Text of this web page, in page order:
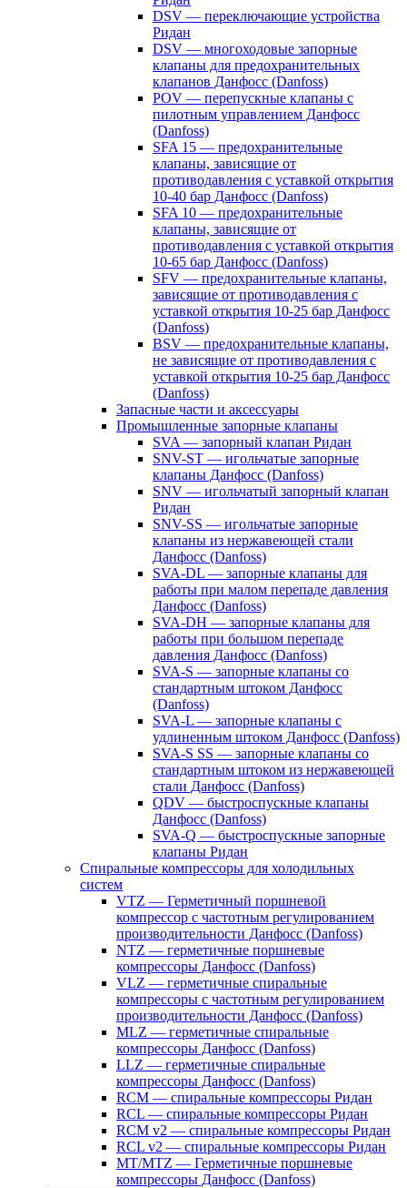
DSV — переключающие устройства
Ридан
DSV — многоходовые запорные
клапаны для предохранительных
клапанов Данфосс (Danfoss)
POV — перепускные клапаны с
пилотным управлением Данфосс
(Danfoss)
SFA 15 — предохранительные
клапаны, зависящие от
противодавления с уставкой открытия
10-40 бар Данфосс (Danfoss)
SFA 10 — предохранительные
клапаны, зависящие от
противодавления с уставкой открытия
10-65 бар Данфосс (Danfoss)
SFV — предохранительные клапаны,
зависящие от противодавления с
уставкой открытия 10-25 бар Данфосс
(Danfoss)
BSV — предохранительные клапаны,
не зависящие от противодавления с
уставкой открытия 10-25 бар Данфосс
(Danfoss)
Запасные части и аксессуары
Промышленные запорные клапаны
SVA — запорный клапан Ридан
SNV-ST — игольчатые запорные
клапаны Данфосс (Danfoss)
SNV — игольчатый запорный клапан
Ридан
SNV-SS — игольчатые запорные
клапаны из нержавеющей стали
Данфосс (Danfoss)
SVA-DL — запорные клапаны для
работы при малом перепаде давления
Данфосс (Danfoss)
SVA-DH — запорные клапаны для
работы при большом перепаде
давления Данфосс (Danfoss)
SVA-S — запорные клапаны со
стандартным штоком Данфосс
(Danfoss)
SVA-L — запорные клапаны с
удлиненным штоком Данфосс (Danfoss)
SVA-S SS — запорные клапаны со
стандартным штоком из нержавеющей
стали Данфосс (Danfoss)
QDV — быстроспускные клапаны
Данфосс (Danfoss)
SVA-Q — быстроспускные запорные
клапаны Ридан
Спиральные компрессоры для холодильных
систем
VTZ — Герметичный поршневой
компрессор с частотным регулированием
производительности Данфосс (Danfoss)
NTZ — герметичные поршневые
компрессоры Данфосс (Danfoss)
VLZ — герметичные спиральные
компрессоры с частотным регулированием
производительности Данфосс (Danfoss)
MLZ — герметичные спиральные
компрессоры Данфосс (Danfoss)
LLZ — герметичные спиральные
компрессоры Данфосс (Danfoss)
RCM — спиральные компрессоры Ридан
RCL — спиральные компрессоры Ридан
RCM v2 — спиральные компрессоры Ридан
RCL v2 — спиральные компрессоры Ридан
MT/MTZ — Герметичные поршневые
компрессоры Данфосс (Danfoss)